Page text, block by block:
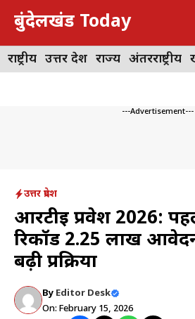
Skip
content
बुंदेलखंड Today
राष्ट्रीय उत्तर प्रदेश राज्य अंतरराष्ट्रीय
---Advertisement---
उत्तर प्रदेश
आरटीई प्रवेश 2026:
रिकॉर्ड 2.25 लाख
बढ़ी प्रक्रिया
By Editor Desk
On: February 15, 2026